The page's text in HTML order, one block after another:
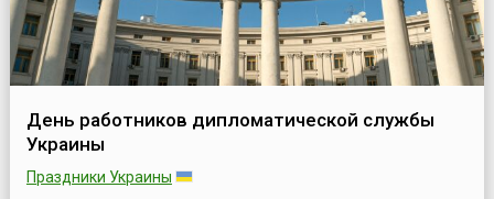
День работников дипломатической службы
Украины
Праздники Украины